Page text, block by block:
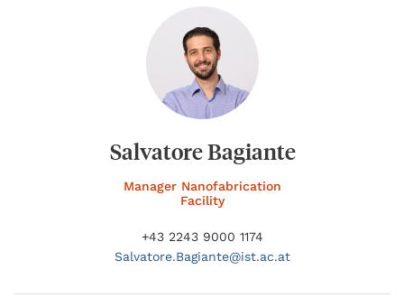
Salvatore Bagiante
Manager Nanofabrication
Facility
+43 2243 9000 1174
Salvatore.Bagiante@ist.ac.at